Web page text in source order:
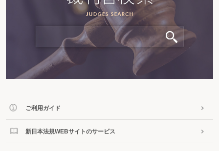
ご利用ガイド
新日本法規WEBサイトのサービス